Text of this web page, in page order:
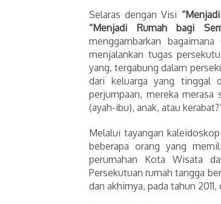
Selaras dengan Visi
“Menjadi Rumah bagi
menggambarkan
menjalankan tugas
yang, tergabung dalam
dari keluarga yang tinggal
perjumpaan, mereka
(ayah-ibu), anak, atau
Melalui tayangan
beberapa orang yang
perumahan Kota Wisata
Persekutuan rumah tangga
dan akhirnya, pada tahun